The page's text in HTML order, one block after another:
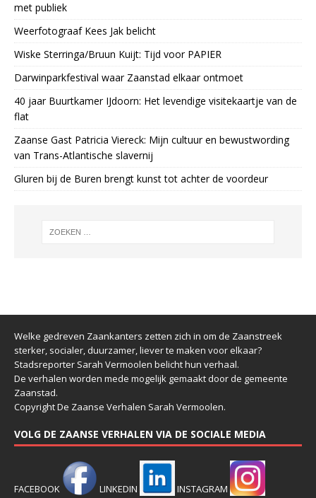
met publiek
Weerfotograaf Kees Jak belicht
Wiske Sterringa/Bruun Kuijt: Tijd voor PAPIER
Darwinparkfestival waar Zaanstad elkaar ontmoet
40 jaar Buurtkamer IJdoorn: Het levendige visitekaartje van de
flat
Zaanse Gast Patricia Viereck: Mijn cultuur en bewustwording
van Trans-Atlantische slavernij
Gluren bij de Buren brengt kunst tot achter de voordeur
Welke gedreven Zaankanters zetten zich in om de Zaanstreek
sterker, socialer, duurzamer, liever te maken voor elkaar?
Stadsreporter Sarah Vermoolen belicht hun verhaal.
De verhalen worden mede mogelijk gemaakt door de gemeente
Zaanstad.
Copyright De Zaanse Verhalen Sarah Vermoolen.
VOLG DE ZAANSE VERHALEN VIA DE SOCIALE MEDIA
FACEBOOK LINKEDIN INSTAGRAM